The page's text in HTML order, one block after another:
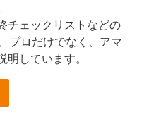
チェックリストなどの
プロだけでなく、アマ
しています。